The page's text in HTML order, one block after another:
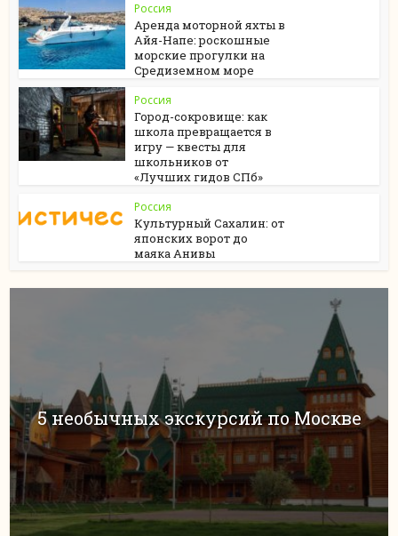
Россия
Аренда моторной яхты в
Айя-Напе: роскошные
морские прогулки на
Средиземном море
Россия
Город-сокровище: как
школа превращается в
игру — квесты для
школьников от
«Лучших гидов СПб»
Россия
Культурный Сахалин: от
японских ворот до
маяка Анивы
5 необычных экскурсий по Москве